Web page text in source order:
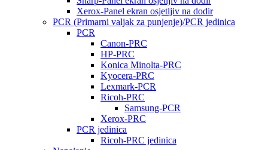
Xerox-Panel ekran osjetljiv na dodir
PCR (Primarni valjak za punjenje)/PCR jedinica
PCR
Canon-PRC
HP-PRC
Konica Minolta-PRC
Kyocera-PRC
Lexmark-PCR
Ricoh-PRC
Samsung-PCR
Xerox-PRC
PCR jedinica
Ricoh-PRC jedinica